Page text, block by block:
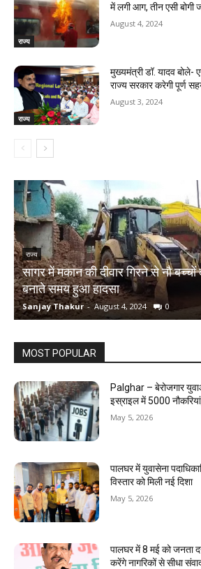
राज्य
में लगी आग, तीन एसी बोगी
August 4, 2024
राज्य
मुख्यमंत्री डॉ. यादव बोले-
राज्य सरकार करेगी पूर्ण
August 3, 2024
राज्य
सागर में मकान की दीवार गिरने से नौ बच्चों
बनाते समय हुआ हादसा
Sanjay Thakur - August 4, 2024 0
MOST POPULAR
Palghar – बेरोजगार
इस्राइल में 5000
May 5, 2026
पालघर में युवासेना
विस्तार को मिली नई दिशा
May 5, 2026
पालघर में 8 मई को जनता
करेंगे नागरिकों से सीधा